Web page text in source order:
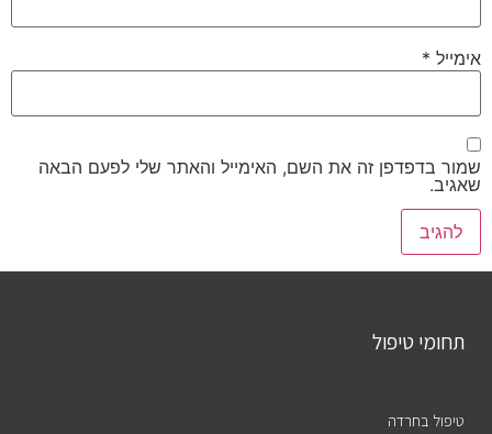
אימייל *
שמור בדפדפן זה את השם, האימייל והאתר שלי לפעם הבאה
שאגיב.
תחומי טיפול
טיפול בחרדה